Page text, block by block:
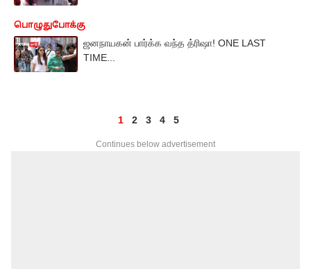
பொழுதுபோக்கு
ஜனநாயகன் பார்க்க வந்த த்ரிஷா! ONE LAST
TIME...
1 2 3 4 5
Continues below advertisement